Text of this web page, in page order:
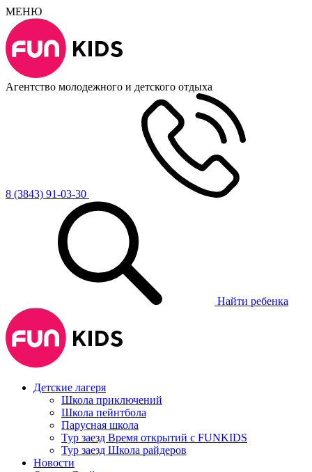
МЕНЮ
Агентство молодежного и детского отдыха
8 (3843) 91-03-30
Найти ребенка
Детские лагеря
Школа приключений
Школа пейнтбола
Парусная школа
Тур заезд Время открытий с FUNKIDS
Тур заезд Школа райдеров
Новости